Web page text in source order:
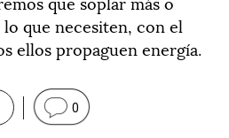
que necesiten, con el
ellos propaguen energía.
0